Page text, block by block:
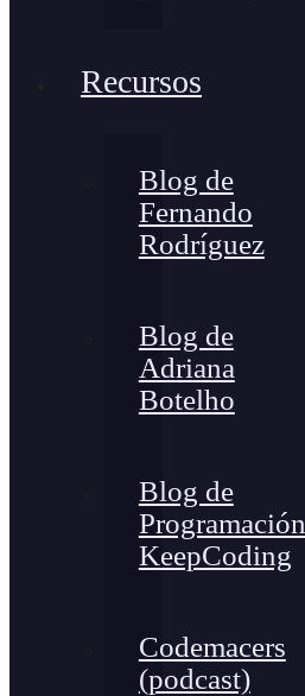
Recursos
Blog de
Fernando
Rodríguez
Blog de
Adriana
Botelho
Blog de
Programación
KeepCoding
Codemacers
(podcast)